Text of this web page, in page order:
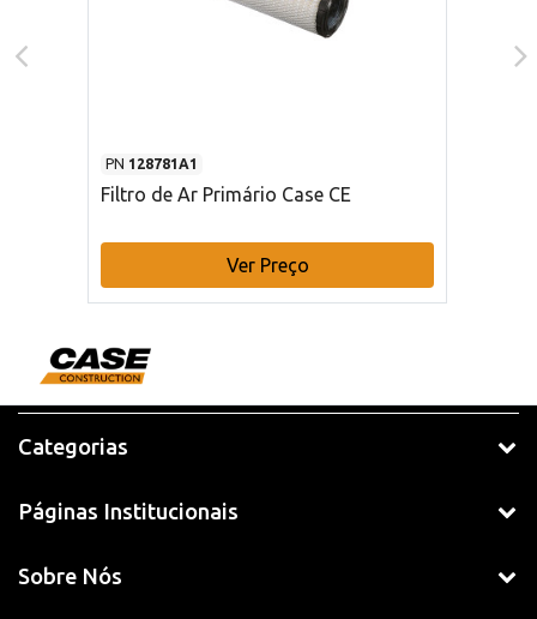
PN 128781A1
Filtro de Ar Primário Case CE
Ver Preço
Categorias
Páginas Institucionais
Sobre Nós